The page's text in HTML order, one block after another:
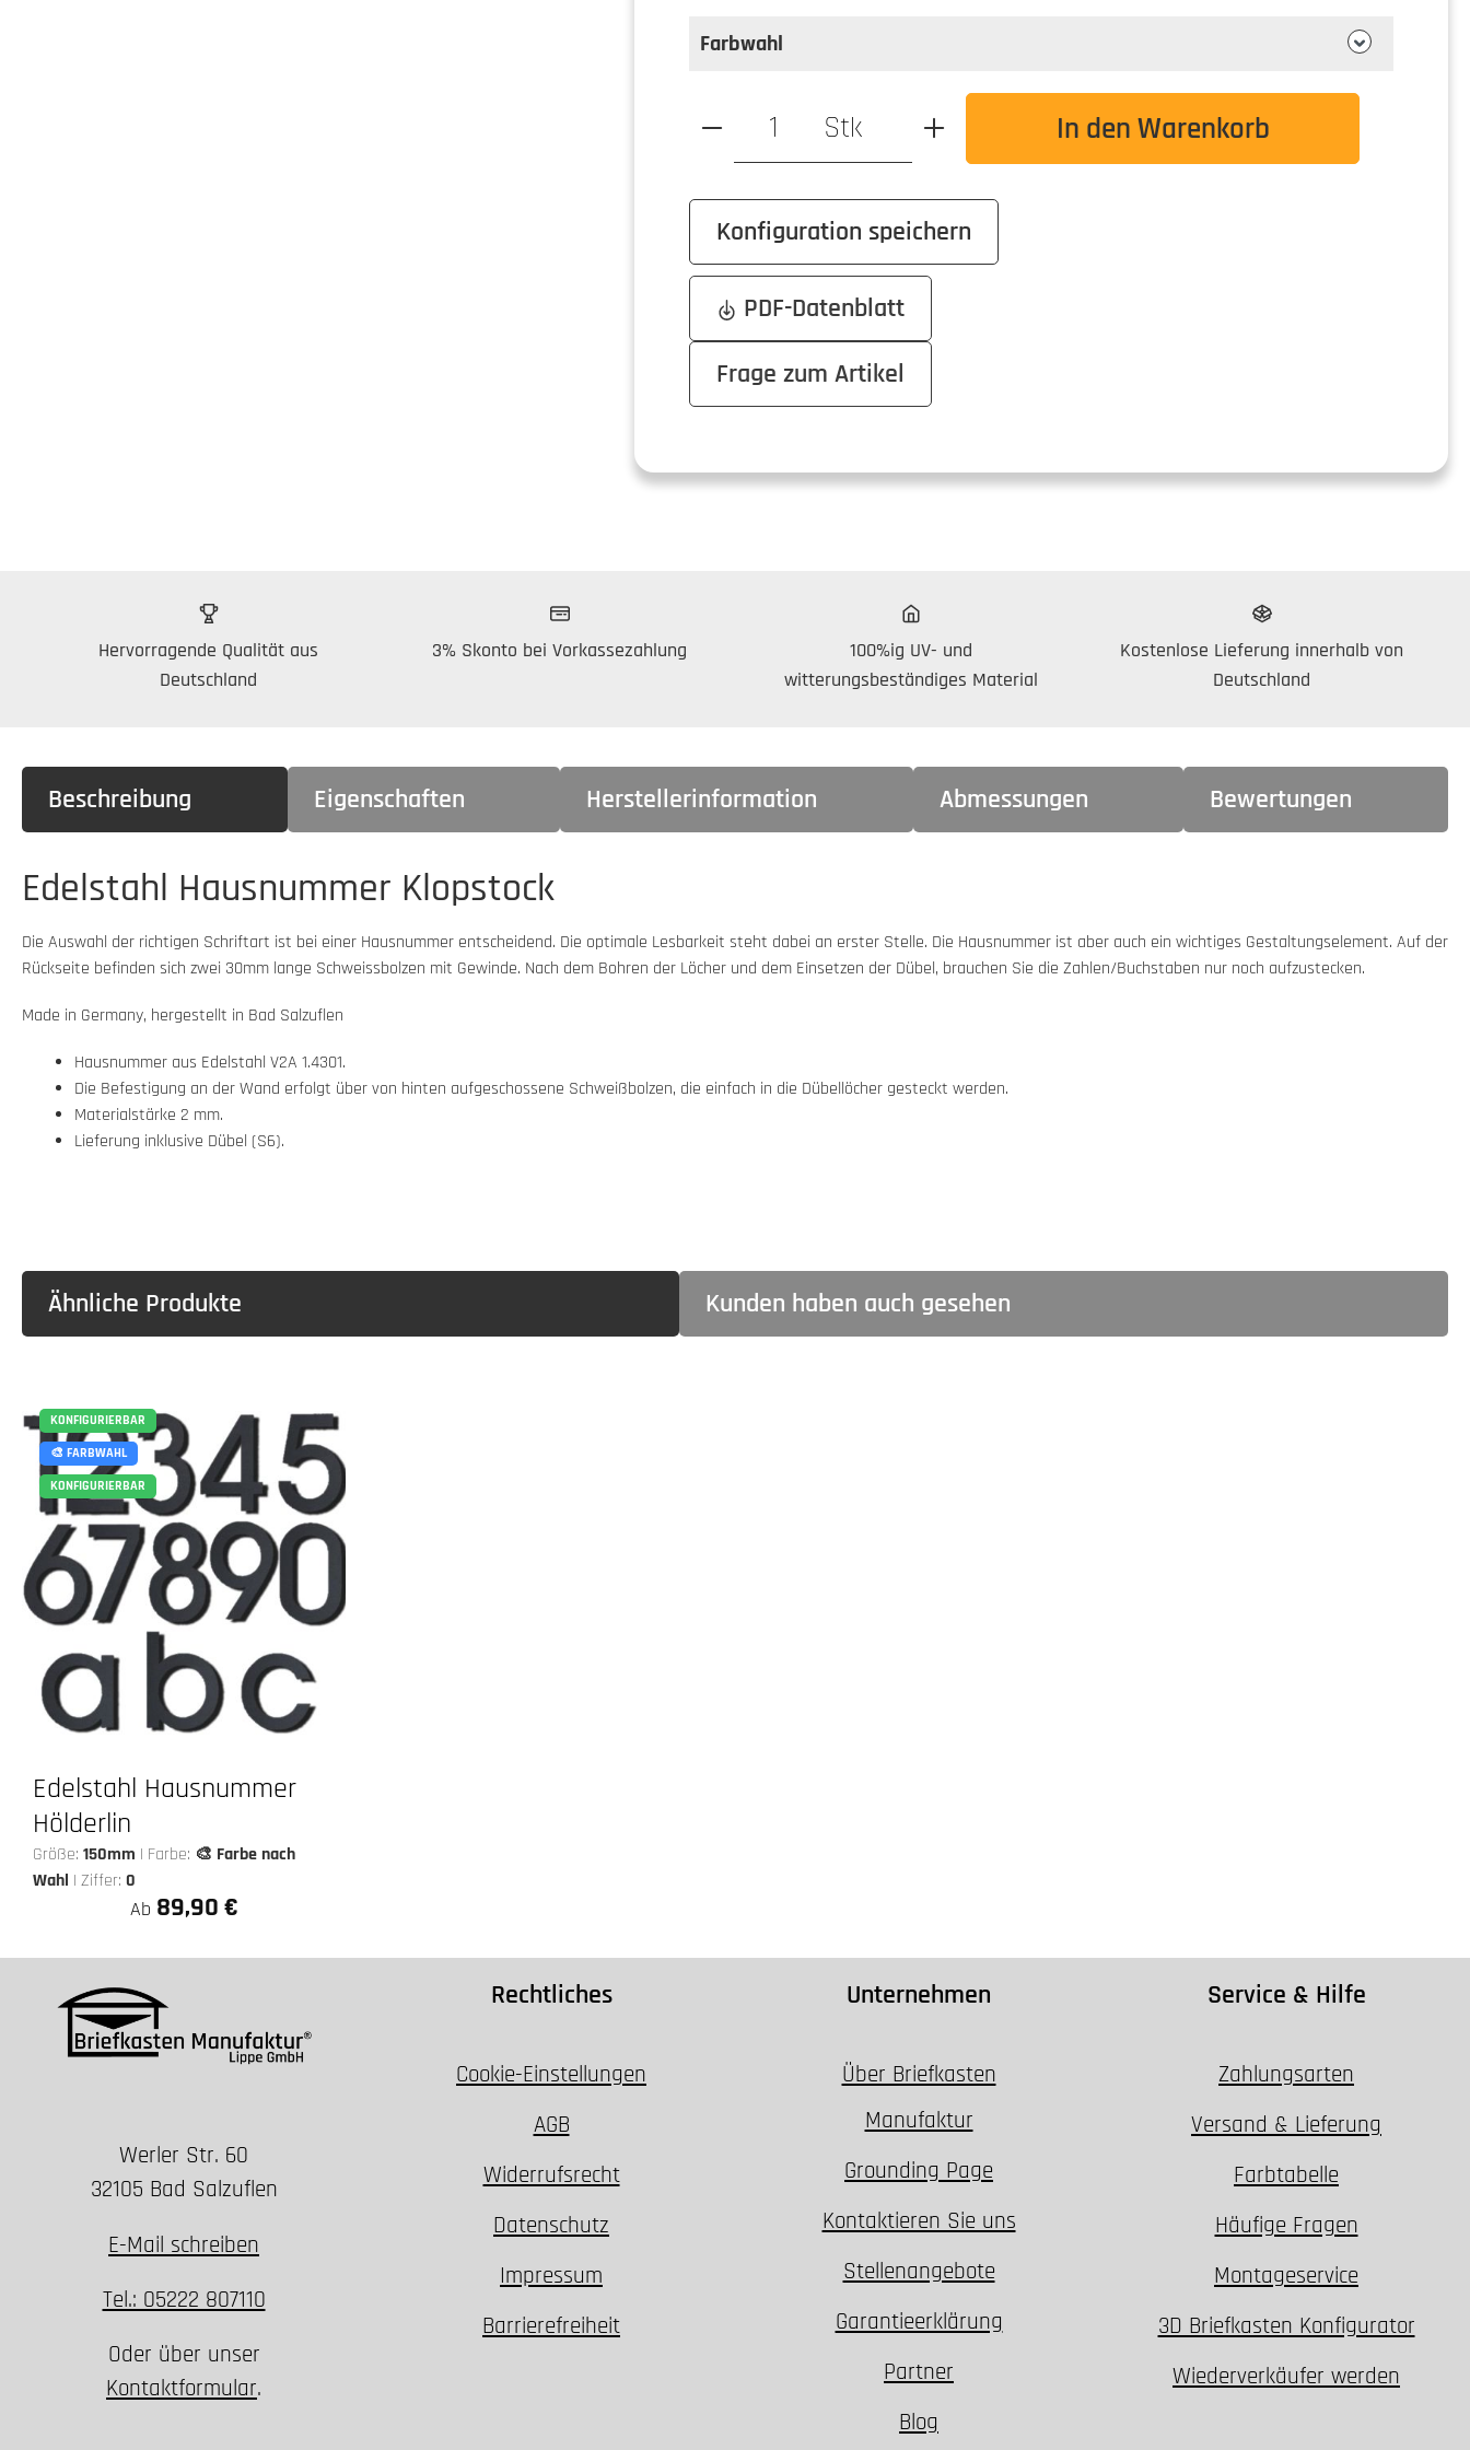
Farbwahl
Produkt Anzahl: Gib den gewünschten Wert ein oder benutze die
Stk In den Warenkorb
Konfiguration speichern
PDF-Datenblatt
Frage zum Artikel
Hervorragende Qualität aus
Deutschland
3% Skonto bei Vorkassezahlung
100%ig UV- und
witterungsbeständiges Material
Kostenlose Lieferung innerhalb von
Deutschland
Beschreibung Eigenschaften Herstellerinformation Abmessungen Bewertungen
Edelstahl Hausnummer Klopstock
Die Auswahl der richtigen Schriftart ist bei einer Hausnummer entscheidend. Die optimale Lesbarkeit steht dabei an erster Stelle. Die Hausnummer ist aber auch ein wichtiges Gestaltungselement. Auf der
Rückseite befinden sich zwei 30mm lange Schweissbolzen mit Gewinde. Nach dem Bohren der Löcher und dem Einsetzen der Dübel, brauchen Sie die Zahlen/Buchstaben nur noch aufzustecken.
Made in Germany, hergestellt in Bad Salzuflen
Hausnummer aus Edelstahl V2A 1.4301.
Die Befestigung an der Wand erfolgt über von hinten aufgeschossene Schweißbolzen, die einfach in die Dübellöcher gesteckt werden.
Materialstärke 2 mm.
Lieferung inklusive Dübel (S6).
Ähnliche Produkte Kunden haben auch gesehen
KONFIGURIERBAR
🎨 FARBWAHL
KONFIGURIERBAR
Edelstahl Hausnummer
Hölderlin
Größe:150mm | Farbe: 🎨 Farbe nach
Wahl | Ziffer:0
Ab 89,90 €
Werler Str. 60
32105 Bad Salzuflen
E-Mail schreiben
Tel.: 05222 807110
Oder über unser
Kontaktformular.
Rechtliches
Cookie-Einstellungen
AGB
Widerrufsrecht
Datenschutz
Impressum
Barrierefreiheit
Unternehmen
Über Briefkasten
Manufaktur
Grounding Page
Kontaktieren Sie uns
Stellenangebote
Garantieerklärung
Partner
Blog
Service & Hilfe
Zahlungsarten
Versand & Lieferung
Farbtabelle
Häufige Fragen
Montageservice
3D Briefkasten Konfigurator
Wiederverkäufer werden